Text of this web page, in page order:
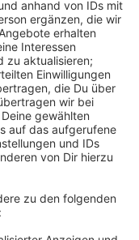
hat die
das Buchen
verlängert.
Digitalisierung
als auch